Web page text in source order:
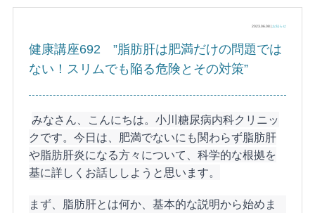
2023.06.08 |お知らせ
健康講座692 ”脂肪肝は肥満だけの問題では
ない！スリムでも陥る危険とその対策”
みなさん、こんにちは。小川糖尿病内科クリニッ
クです。今日は、肥満でないにも関わらず脂肪肝
や脂肪肝炎になる方々について、科学的な根拠を
基に詳しくお話ししようと思います。
まず、脂肪肝とは何か、基本的な説明から始めま